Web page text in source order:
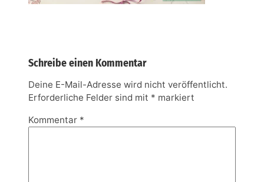
Schreibe einen Kommentar
Deine E-Mail-Adresse wird nicht veröffentlicht.
Erforderliche Felder sind mit * markiert
Kommentar *